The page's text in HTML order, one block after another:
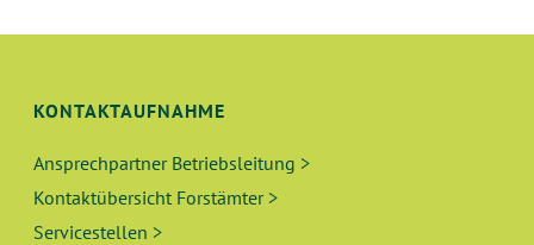
KONTAKTAUFNAHME
Ansprechpartner Betriebsleitung >
Kontaktübersicht Forstämter >
Servicestellen >